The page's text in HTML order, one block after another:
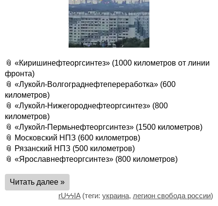
📎 «Киришинефтеоргсинтез» (1000 километров от линии
фронта)
📎 «Лукойл-Волгограднефтепереработка» (600
километров)
📎 «Лукойл-Нижегороднефтеоргсинтез» (800
километров)
📎 «Лукойл-Пермьнефтеоргсинтез» (1500 километров)
📎 Московский НПЗ (600 километров)
📎 Рязанский НПЗ (500 километров)
📎 «Ярославнефтеоргсинтез» (800 километров)
Читать далее »
rUϟϟIA(теги: украина, легион свобода россии)